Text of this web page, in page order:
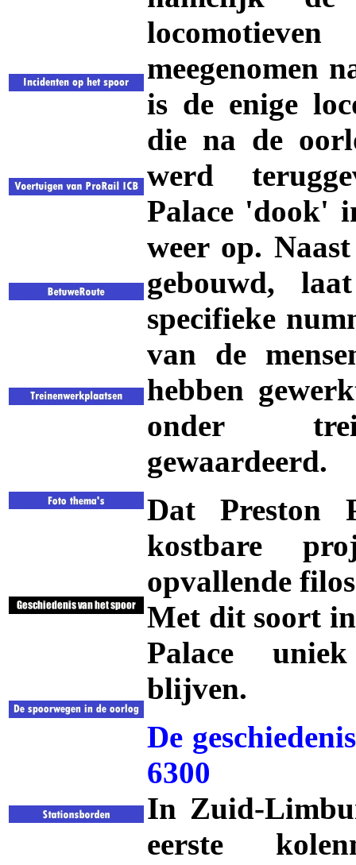
meegenomen
is de enige
die na de
werd
Palace 'dook'
weer op.
gebouwd,
specifieke
van de
hebben
onder
gewaardeerd.
Dat Preston
kostbare
opvallende
Met dit soort
Palace
blijven.
De
6300
In Zuid-
eerste